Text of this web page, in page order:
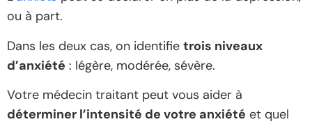
ou à part.
Dans les deux cas, on identifie trois niveaux
d’anxiété : légère, modérée, sévère.
Votre médecin traitant peut vous aider à
déterminer l’intensité de votre anxiété et quel